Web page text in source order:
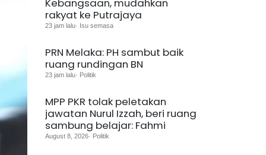
Kebangsaan, mudahkan
rakyat ke Putrajaya
23 jam lalu· Isu semasa
PRN Melaka: PH sambut baik
ruang rundingan BN
23 jam lalu· Politik
MPP PKR tolak peletakan
jawatan Nurul Izzah, beri ruang
sambung belajar: Fahmi
August 8, 2026· Politik